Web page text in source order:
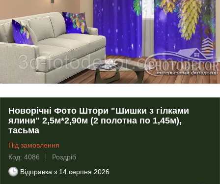
Новорічні Фото Штори "Шишки з гілками
ялини" 2,5м*2,90м (2 полотна по 1,45м),
тасьма
Під замовлення
Код: 4086
Роздріб
Відправка з 14 серпня 2026